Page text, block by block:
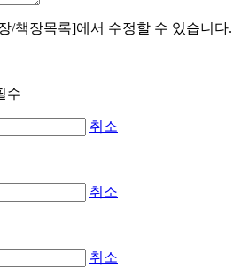
/책장목록]에서 수정할 수 있습니다.
취소
취소
취소